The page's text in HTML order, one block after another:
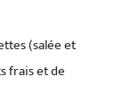
(salée et
frais et de